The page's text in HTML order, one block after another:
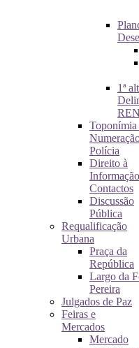
1ª
REN
Toponímia
Polícia
Direito à
Contactos
Discussão
Pública
Requalificação
Urbana
Praça da
República
Largo da
Pereira
Julgados de Paz
Feiras e
Mercados
Mercado